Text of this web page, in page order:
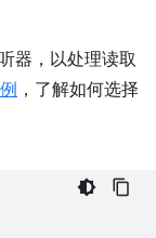
器，以处理读取
，了解如何选择